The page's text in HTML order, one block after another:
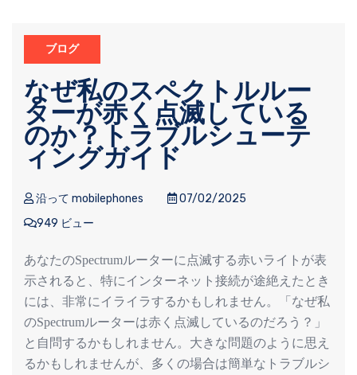
ブログ
なぜ私のスペクトルルー
ターが赤く点滅している
のか？トラブルシューテ
ィングガイド
沿って mobilephones
07/02/2025
949 ビュー
あなたのSpectrumルーターに点滅する赤いライトが表
示されると、特にインターネット接続が途絶えたとき
には、非常にイライラするかもしれません。「なぜ私
のSpectrumルーターは赤く点滅しているのだろう？」
と自問するかもしれません。大きな問題のように思え
るかもしれませんが、多くの場合は簡単なトラブルシ